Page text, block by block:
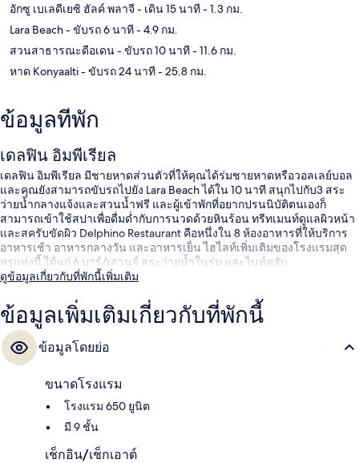
อักซู เบเลดีเยซิ ฮัลค์ พลาจี - เดิน 15 นาที- 1.3 กม.
Lara Beach- ขับรถ 6 นาที- 4.9 กม.
สวนสาธารณะดือเดน- ขับรถ 10 นาที- 11.6 กม.
หาด Konyaalti- ขับรถ 24 นาที- 25.8 กม.
ข้อมูลที่พัก
เดลฟิน อิมพีเรียล
เดลฟิน อิมพีเรียล มีชายหาดส่วนตัวที่ให้คุณได้ร่มชายหาดหรือวอลเลย์บอล
และคุณยังสามารถขับรถไปยัง Lara Beach ได้ใน 10 นาที สนุกไปกับ3 สระ
ว่ายน้ำกลางแจ้งและสวนน้ำฟรี และผู้เข้าพักที่อยากปรนนิบัติตนเองก็
สามารถเข้าใช้สปาเพื่อดื่มด่ำกับการนวดด้วยหินร้อน ทรีทเมนท์ดูแลผิวหน้า
และสครับขัดผิว Delphino Restaurant คือหนึ่งใน 8 ห้องอาหารที่ให้บริการ
อาหารเช้า อาหารกลางวัน และอาหารเย็น ไฮไลท์เพิ่มเติมของโรงแรมสุด
หรูแห่งนี้ ได้แก่ 6 บาร์/เลานจ์ สระว่ายน้ำในร่ม และไนท์คลับ
ดูข้อมูลเกี่ยวกับที่พักนี้เพิ่มเติม
ข้อมูลเพิ่มเติมเกี่ยวกับที่พักนี้
ข้อมูลโดยย่อ
ขนาดโรงแรม
โรงแรม 650 ยูนิต
มี 9 ชั้น
เช็กอิน/เช็กเอาต์